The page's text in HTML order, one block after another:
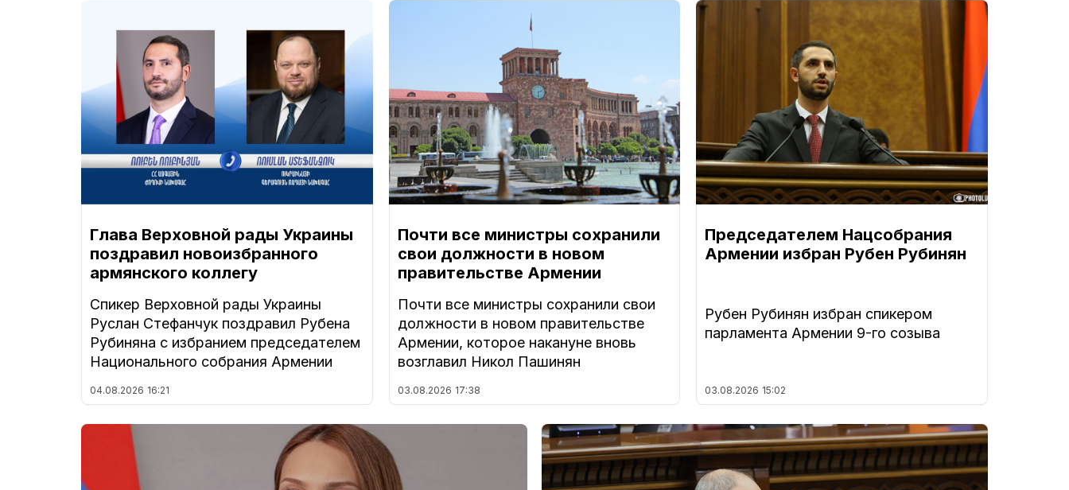
Глава Верховной рады Украины
поздравил новоизбранного
армянского коллегу
Спикер Верховной рады Украины
Руслан Стефанчук поздравил Рубена
Рубиняна с избранием председателем
Национального собрания Армении
04.08.2026 16:21
Почти все министры сохранили
свои должности в новом
правительстве Армении
Почти все министры сохранили свои
должности в новом правительстве
Армении, которое накануне вновь
возглавил Никол Пашинян
03.08.2026 17:38
Председателем Нацсобрания
Армении избран Рубен Рубинян
Рубен Рубинян избран спикером
парламента Армении 9-го созыва
03.08.2026 15:02